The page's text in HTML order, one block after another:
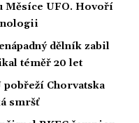
Měsíce UFO. Hovoří
dělník zabil
téměř 20 let
pobřeží Chorvatska
smršť